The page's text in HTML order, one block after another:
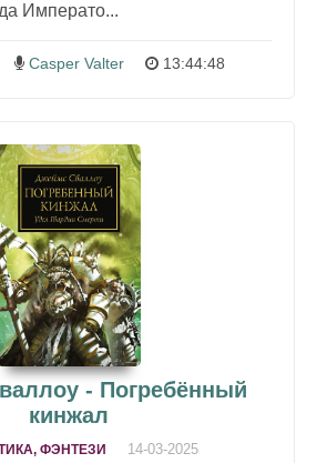
Императо...
Casper Valter 13:44:48
- Погребённый
кинжал
ФЭНТЕЗИ 14-03-2025